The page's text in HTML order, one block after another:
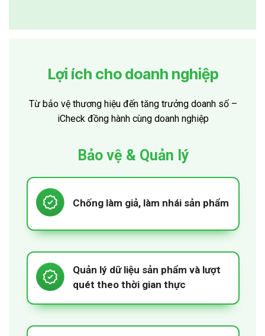
Lợi ích cho doanh nghiệp
Từ bảo vệ thương hiệu đến tăng trưởng doanh số –
iCheck đồng hành cùng doanh nghiệp
Bảo vệ & Quản lý
Chống làm giả, làm nhái sản phẩm
Quản lý dữ liệu sản phẩm và lượt
quét theo thời gian thực